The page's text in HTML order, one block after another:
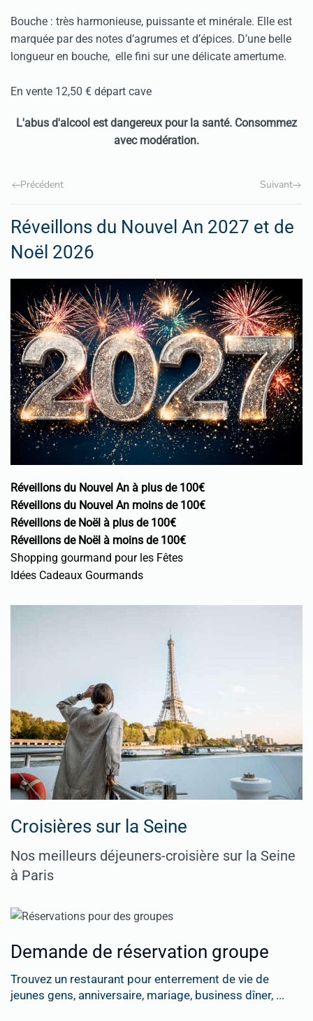
Bouche : très harmonieuse, puissante et minérale. Elle est
marquée par des notes d’agrumes et d’épices. D’une belle
longueur en bouche, elle fini sur une délicate amertume.
En vente 12,50 € départ cave
L'abus d'alcool est dangereux pour la santé. Consommez
avec modération.
Précédent Suivant
Réveillons du Nouvel An 2027 et de
Noël 2026
Réveillons du Nouvel An à plus de 100€
Réveillons du Nouvel An moins de 100€
Réveillons de Noël à plus de 100€
Réveillons de Noël à moins de 100€
Shopping gourmand pour les Fêtes
Idées Cadeaux Gourmands
Croisières sur la Seine
Nos meilleurs déjeuners-croisière sur la Seine
à Paris
Demande de réservation groupe
Trouvez un restaurant pour enterrement de vie de
jeunes gens, anniversaire, mariage, business dîner, ...